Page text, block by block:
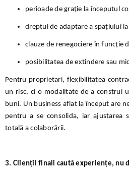
perioade de grație la începutul
dreptul de adaptare a spațiului
clauze de renegociere în funcție
posibilitatea de extindere sau
Pentru proprietari, flexibilitatea
un risc, ci o modalitate de a construi
buni. Un business aflat la început are
pentru a se consolida, iar ajustarea
totală a colaborării.
3. Clienții finali caută experiențe, nu